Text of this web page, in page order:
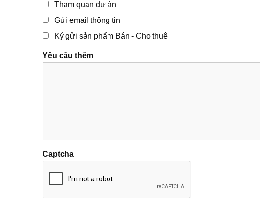
Tham quan dự án
Gửi email thông tin
Ký gửi sản phẩm Bán - Cho thuê
Yêu cầu thêm
Captcha